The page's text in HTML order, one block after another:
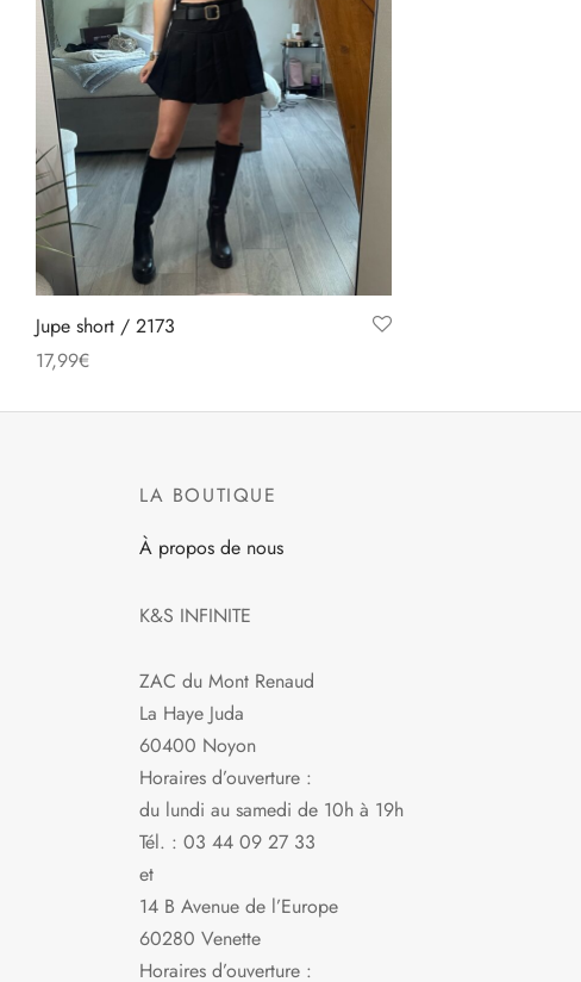
Jupe short / 2173
17,99€
plusieurs
Les
peuvent
choisies
sur
la
page
du
produit
LA BOUTIQUE
À propos de nous
K&S INFINITE
ZAC du Mont Renaud
La Haye Juda
60400 Noyon
Horaires d’ouverture :
du lundi au samedi de 10h à 19h
Tél. : 03 44 09 27 33
et
14 B Avenue de l’Europe
60280 Venette
Horaires d’ouverture :